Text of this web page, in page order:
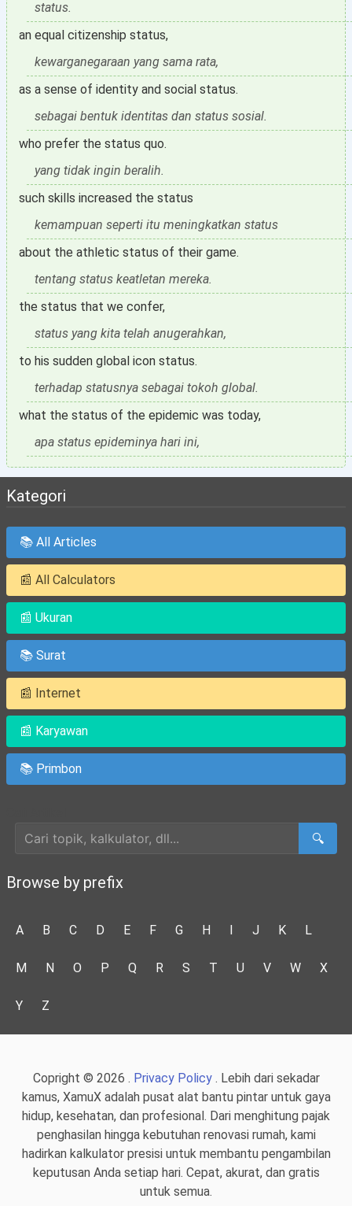
status.
an equal citizenship status,
kewarganegaraan yang sama rata,
as a sense of identity and social status.
sebagai bentuk identitas dan status sosial.
who prefer the status quo.
yang tidak ingin beralih.
such skills increased the status
kemampuan seperti itu meningkatkan status
about the athletic status of their game.
tentang status keatletan mereka.
the status that we confer,
status yang kita telah anugerahkan,
to his sudden global icon status.
terhadap statusnya sebagai tokoh global.
what the status of the epidemic was today,
apa status epideminya hari ini,
Kategori
📚 All Articles
📰 All Calculators
📰 Ukuran
📚 Surat
📰 Internet
📰 Karyawan
📚 Primbon
🔍
Browse by prefix
A B C D E F G H I J K L
M N O P Q R S T U V W X
Y Z
Copright © 2026 . Privacy Policy. Lebih dari sekadar
kamus, XamuX adalah pusat alat bantu pintar untuk gaya
hidup, kesehatan, dan profesional. Dari menghitung pajak
penghasilan hingga kebutuhan renovasi rumah, kami
hadirkan kalkulator presisi untuk membantu pengambilan
keputusan Anda setiap hari. Cepat, akurat, dan gratis
untuk semua.